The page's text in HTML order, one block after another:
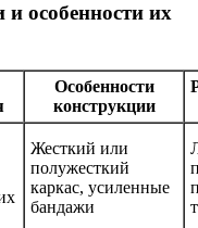
особенности их
Особенности
конструкции
Жесткий или
полужесткий
каркас, усиленные
бандажи